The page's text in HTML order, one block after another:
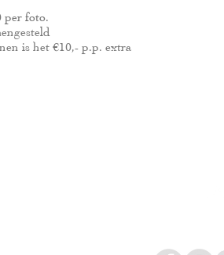
per foto.
is het €10,- p.p. extra